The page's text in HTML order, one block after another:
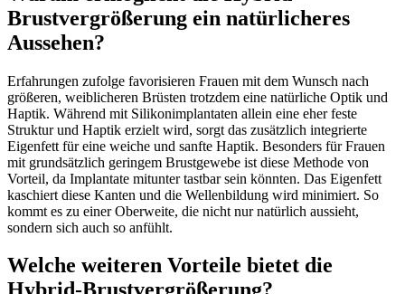
Brustvergrößerung ein natürlicheres
Aussehen?
Erfahrungen zufolge favorisieren Frauen mit dem Wunsch nach
größeren, weiblicheren Brüsten trotzdem eine natürliche Optik und
Haptik. Während mit Silikonimplantaten allein eine eher feste
Struktur und Haptik erzielt wird, sorgt das zusätzlich integrierte
Eigenfett für eine weiche und sanfte Haptik. Besonders für Frauen
mit grundsätzlich geringem Brustgewebe ist diese Methode von
Vorteil, da Implantate mitunter tastbar sein könnten. Das Eigenfett
kaschiert diese Kanten und die Wellenbildung wird minimiert. So
kommt es zu einer Oberweite, die nicht nur natürlich aussieht,
sondern sich auch so anfühlt.
Welche weiteren Vorteile bietet die